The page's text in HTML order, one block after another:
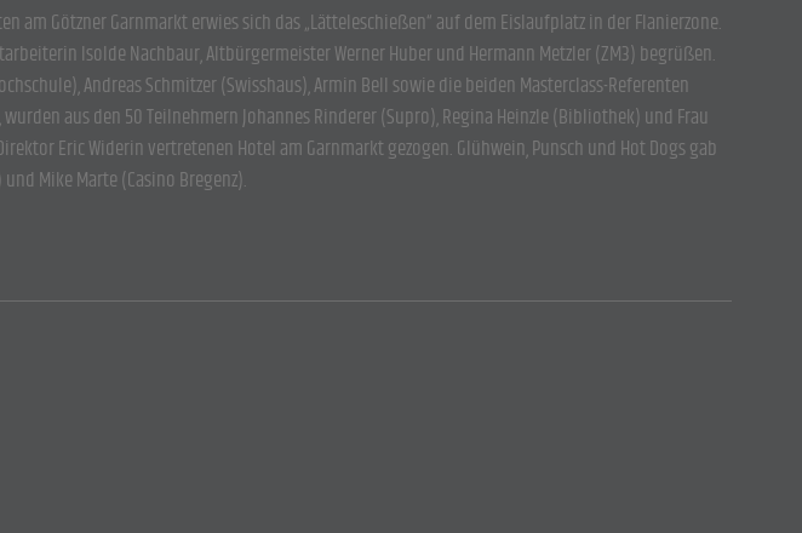
Götzner Garnmarkt erwies sich das „Lätteleschießen“ auf dem Eislaufplatz in der Flanierzone.
Isolde Nachbaur, Altbürgermeister Werner Huber und Hermann Metzler (ZM3) begrüßen.
Andreas Schmitzer (Swisshaus), Armin Bell sowie die beiden Masterclass-Referenten
aus den 50 Teilnehmern Johannes Rinderer (Supro), Regina Heinzle (Bibliothek) und Frau
Eric Widerin vertretenen Hotel am Garnmarkt gezogen. Glühwein, Punsch und Hot Dogs gab
Mike Marte (Casino Bregenz).